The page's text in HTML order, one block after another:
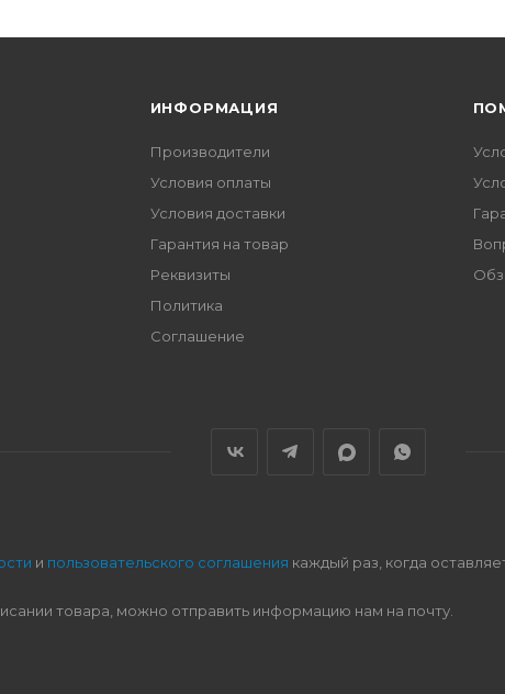
ИНФОРМАЦИЯ
Производители
Условия оплаты
Условия доставки
Гарантия на товар
Реквизиты
Политика
Соглашение
и пользовательского соглашения каждый раз, когда
товара, можно отправить информацию нам на почту.